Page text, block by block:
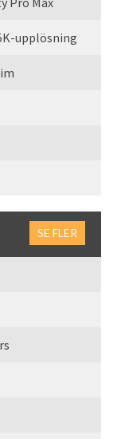
upplösning
SE FLER